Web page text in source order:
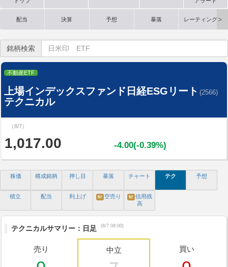
配当 決算 予想 暴落 レーティング格
銘柄検索
不動産ETF
上場インデックスファンド日経ESGリート (2566)
テクニカル
（8/7）
1,017.00 -4.00(-0.39%)
株価 構成銘柄 押し目 暴落 チャート テク 予想
積立 配当 利上げ N! 空売り N! 信用残
高
テクニカルサマリー：日足 (8/7 08:00)
売り 中立 買い